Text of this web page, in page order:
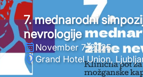
7. mednarodni
nevrologije
November 7, 2025
Grand Hotel Union,